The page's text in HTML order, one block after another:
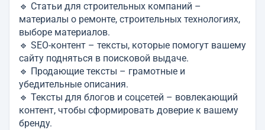
🔹 Статьи для строительных компаний –
материалы о ремонте, строительных технологиях,
выборе материалов.
🔹 SEO-контент – тексты, которые помогут вашему
сайту подняться в поисковой выдаче.
🔹 Продающие тексты – грамотные и
убедительные описания.
🔹 Тексты для блогов и соцсетей – вовлекающий
контент, чтобы сформировать доверие к вашему
бренду.